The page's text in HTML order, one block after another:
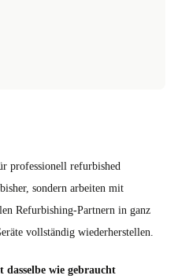
professionell refurbished
sondern arbeiten mit
Refurbishing-Partnern in ganz
vollständig wiederherstellen.
wie gebraucht